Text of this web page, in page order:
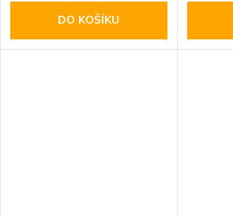
DO KOŠÍKU